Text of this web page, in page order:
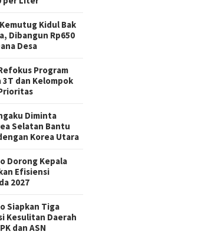
Kidul Bak
Dibangun Rp650
Desa
Program
3T dan Kelompok
Diminta
Selatan Bantu
Korea Utara
Dorong Kepala
Efisiensi
2027
Siapkan Tiga
Kesulitan Daerah
dan ASN